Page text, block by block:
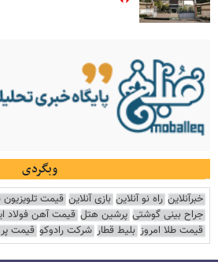
وبگردی
خبرآنلاین راه نو آنلاین بازی آنلاین قیمت
جراح بینی گوشتی پرشین هتل قیمت آهن فولاد
قیمت طلا امروز بلیط قطار شرکت رادوکو قیمت